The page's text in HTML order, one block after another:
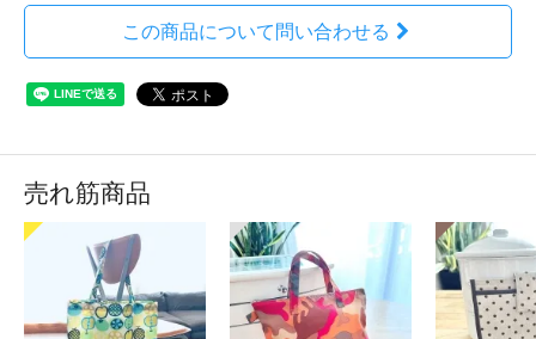
この商品について問い合わせる
売れ筋商品